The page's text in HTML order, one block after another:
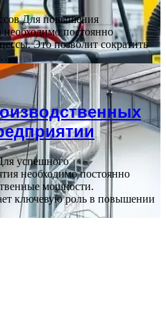
Для повышения
необходимо постоянно
Это позволит сократить
успешного
необходимо постоянно
мощности.
ключевую роль в повышении